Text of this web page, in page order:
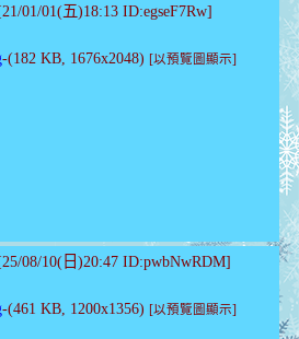
01/01(五)18:13 ID:egseF7Rw]
-(182 KB, 1676x2048) [以預覽圖顯示]
08/10(日)20:47 ID:pwbNwRDM]
-(461 KB, 1200x1356) [以預覽圖顯示]